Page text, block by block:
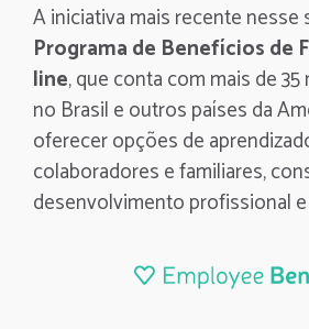
A iniciativa mais recente nesse
Programa de Benefícios de
line, que conta com mais de
no Brasil e outros países da
oferecer opções de
colaboradores e familiares,
desenvolvimento profissional